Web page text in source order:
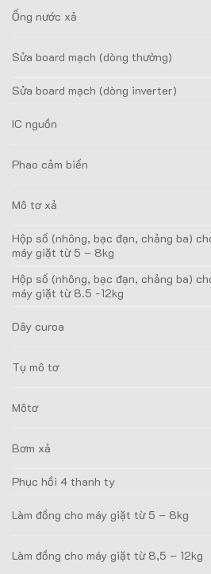
Ống nước xả
Sửa board mạch (dòng thường)
Sửa board mạch (dòng inverter)
IC nguồn
Phao cảm biến
Mô tơ xả
Hộp số (nhông, bạc đạn, chảng ba)
máy giặt từ 5 – 8kg
Hộp số (nhông, bạc đạn, chảng ba)
máy giặt từ 8.5 -12kg
Dây curoa
Tụ mô tơ
Môtơ
Bơm xả
Phục hồi 4 thanh ty
Làm đồng cho máy giặt từ 5 – 8kg
Làm đồng cho máy giặt từ 8,5 – 12kg